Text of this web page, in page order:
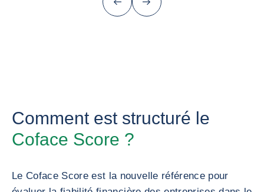
PrécédentSuivant
Comment est structuré le
Coface Score ?
Le Coface Score est la nouvelle référence pour